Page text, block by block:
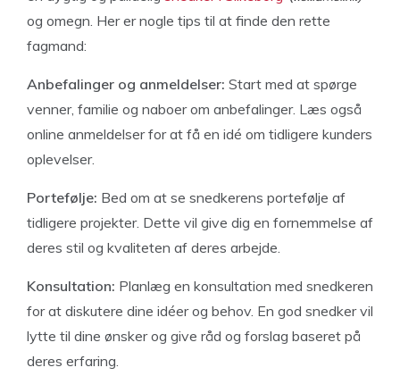
og omegn. Her er nogle tips til at finde den rette
fagmand:
Anbefalinger og anmeldelser: Start med at spørge
venner, familie og naboer om anbefalinger. Læs også
online anmeldelser for at få en idé om tidligere kunders
oplevelser.
Portefølje: Bed om at se snedkerens portefølje af
tidligere projekter. Dette vil give dig en fornemmelse af
deres stil og kvaliteten af deres arbejde.
Konsultation: Planlæg en konsultation med snedkeren
for at diskutere dine idéer og behov. En god snedker vil
lytte til dine ønsker og give råd og forslag baseret på
deres erfaring.